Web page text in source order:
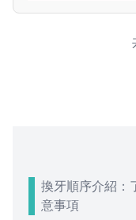
換牙順序介紹：
意事項